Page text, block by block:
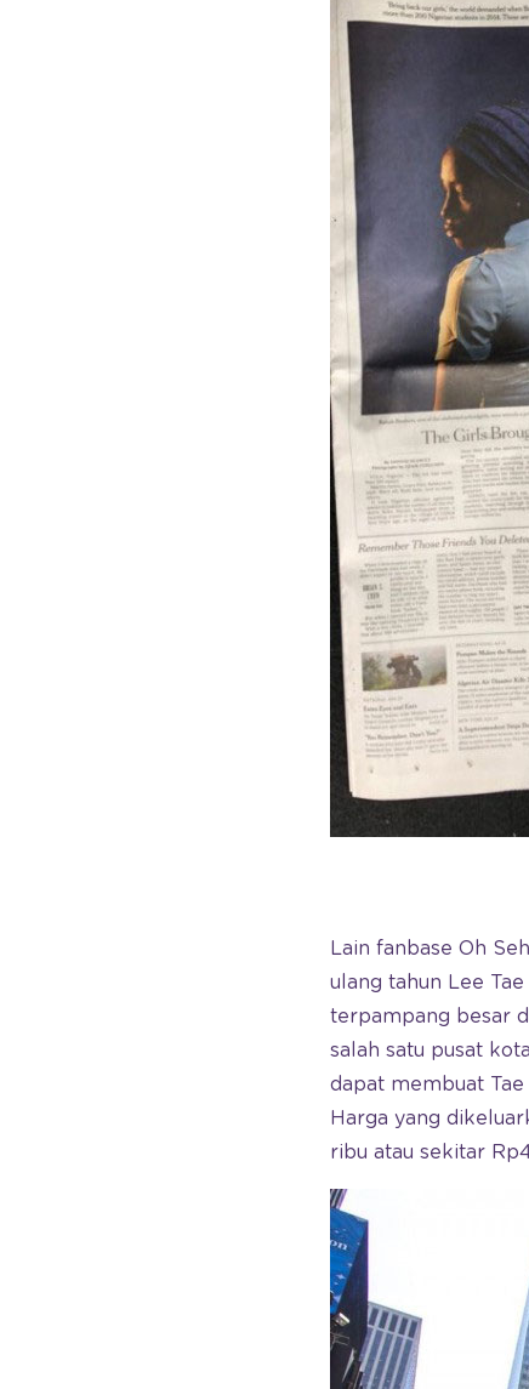
Lain fanbase Oh
ulang tahun Lee
terpampang besar
salah satu pusat
dapat membuat
Harga yang
ribu atau sekitar